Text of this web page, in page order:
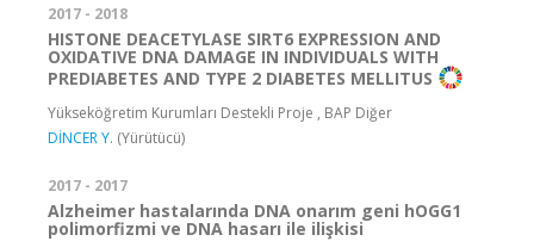
2017 - 2018
HISTONE DEACETYLASE SIRT6 EXPRESSION AND
OXIDATIVE DNA DAMAGE IN INDIVIDUALS WITH
PREDIABETES AND TYPE 2 DIABETES MELLITUS
Yükseköğretim Kurumları Destekli Proje , BAP Diğer
DİNCER Y. (Yürütücü)
2017 - 2017
Alzheimer hastalarında DNA onarım geni hOGG1
polimorfizmi ve DNA hasarı ile ilişkisi